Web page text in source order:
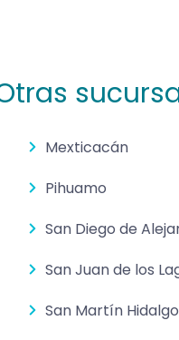
Mexticacán
Pihuamo
San Diego de
San Juan de los
San Martín Hidalgo